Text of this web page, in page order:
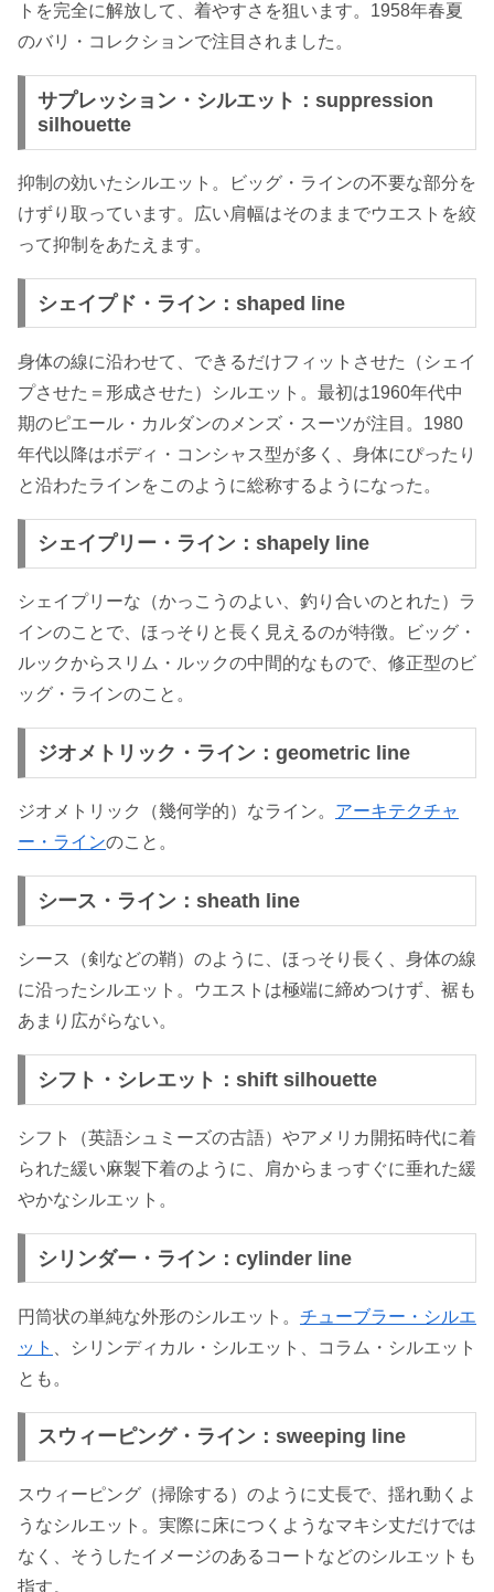
トを完全に解放して、着やすさを狙います。1958年春夏
のバリ・コレクションで注目されました。
サプレッション・シルエット：suppression
silhouette
抑制の効いたシルエット。ビッグ・ラインの不要な部分を
けずり取っています。広い肩幅はそのままでウエストを絞
って抑制をあたえます。
シェイプド・ライン：shaped line
身体の線に沿わせて、できるだけフィットさせた（シェイ
プさせた＝形成させた）シルエット。最初は1960年代中
期のピエール・カルダンのメンズ・スーツが注目。1980
年代以降はボディ・コンシャス型が多く、身体にぴったり
と沿わたラインをこのように総称するようになった。
シェイプリー・ライン：shapely line
シェイプリーな（かっこうのよい、釣り合いのとれた）ラ
インのことで、ほっそりと長く見えるのが特徴。ビッグ・
ルックからスリム・ルックの中間的なもので、修正型のビ
ッグ・ラインのこと。
ジオメトリック・ライン：geometric line
ジオメトリック（幾何学的）なライン。 アーキテクチャ
ー・ラインのこと。
シース・ライン：sheath line
シース（剣などの鞘）のように、ほっそり長く、身体の線
に沿ったシルエット。ウエストは極端に締めつけず、裾も
あまり広がらない。
シフト・シレエット：shift silhouette
シフト（英語シュミーズの古語）やアメリカ開拓時代に着
られた緩い麻製下着のように、肩からまっすぐに垂れた緩
やかなシルエット。
シリンダー・ライン：cylinder line
円筒状の単純な外形のシルエット。 チューブラー・シルエ
ット
、シリンディカル・シルエット、コラム・シルエット
とも。
スウィーピング・ライン：sweeping line
スウィーピング（掃除する）のように丈長で、揺れ動くよ
うなシルエット。実際に床につくようなマキシ丈だけでは
なく、そうしたイメージのあるコートなどのシルエットも
指す。